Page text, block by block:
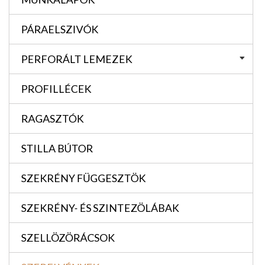
PÁRAELSZIVÓK
PERFORÁLT LEMEZEK
PROFILLÉCEK
RAGASZTÓK
STILLA BÚTOR
SZEKRÉNY FÜGGESZTÖK
SZEKRÉNY- ÉS SZINTEZÖLÁBAK
SZELLÖZÖRÁCSOK